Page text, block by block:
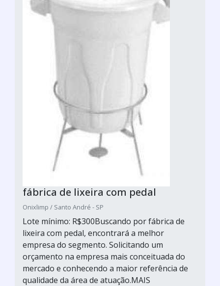
fábrica de lixeira com pedal
Onixlimp / Santo André - SP
Lote mínimo: R$300Buscando por fábrica de
lixeira com pedal, encontrará a melhor
empresa do segmento. Solicitando um
orçamento na empresa mais conceituada do
mercado e conhecendo a maior referência de
qualidade da área de atuação.MAIS